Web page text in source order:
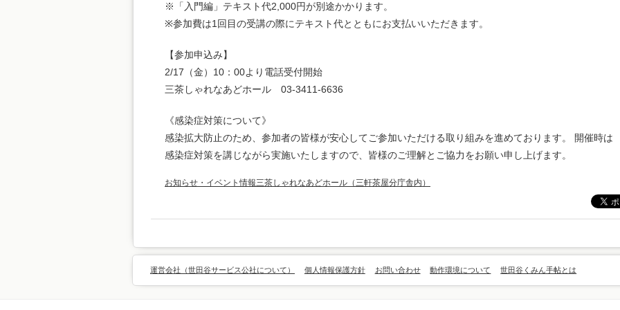
※「入門編」テキスト代2,000円が別途かかります。
※参加費は1回目の受講の際にテキスト代とともにお支払いいただきます。
【参加申込み】
2/17（金）10：00より電話受付開始
三茶しゃれなあどホール 03-3411-6636
《感染症対策について》
感染拡大防止のため、参加者の皆様が安心してご参加いただける取り組みを進めております。 開催時は
感染症対策を講じながら実施いたしますので、皆様のご理解とご協力をお願い申し上げます。
お知らせ・イベント情報三茶しゃれなあどホール（三軒茶屋分庁舎内）
運営会社（世田谷サービス公社について） 個人情報保護方針 お問い合わせ 動作環境について 世田谷くみん手帖とは